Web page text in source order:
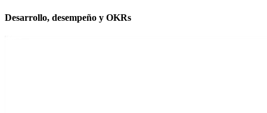
Desarrollo, desempeño y OKRs